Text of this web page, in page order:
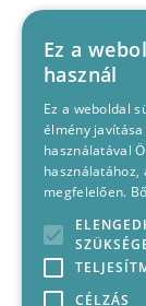
Ez a
használ
Ez a weboldal
élmény
használatával
használatához,
megfelelően.
CÉLZÁS